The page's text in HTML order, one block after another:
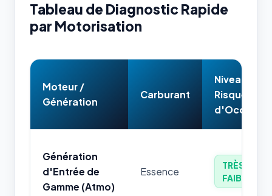
Tableau de Diagnostic Rapide
par Motorisation
Moteur /
Génération
Carburant
Niveau de
Risque
d'Occasion
Génération
d'Entrée de
Gamme (Atmo)
Essence
TRÈS
FAIBLE